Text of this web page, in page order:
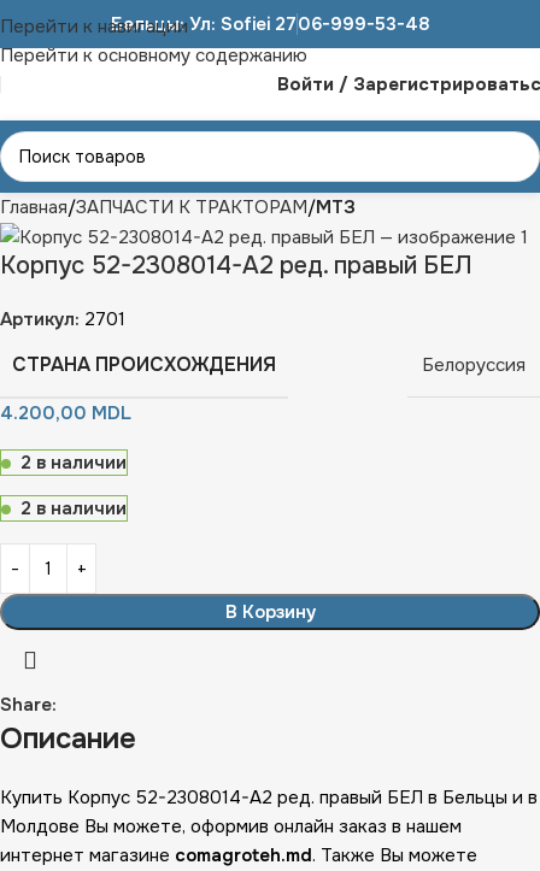
Перейти к навигации
Перейти к основному содержанию
Бельцы: Ул: Sofiei 2706-999-53-48
Войти /
Главная ЗАПЧАСТИ К ТРАКТОРАМ МТЗ
Корпус 52-2308014-А2 ред. правый БЕЛ
Артикул: 2701
СТРАНА ПРОИСХОЖДЕНИЯ
Белоруссия
4.200,00 MDL
2 в наличии
2 в наличии
В Корзину
Share:
Описание
Купить Корпус 52-2308014-А2 ред. правый БЕЛ в Бельцы и в
Молдове Вы можете, оформив онлайн заказ в нашем
интернет магазине comagroteh.md. Также Вы можете